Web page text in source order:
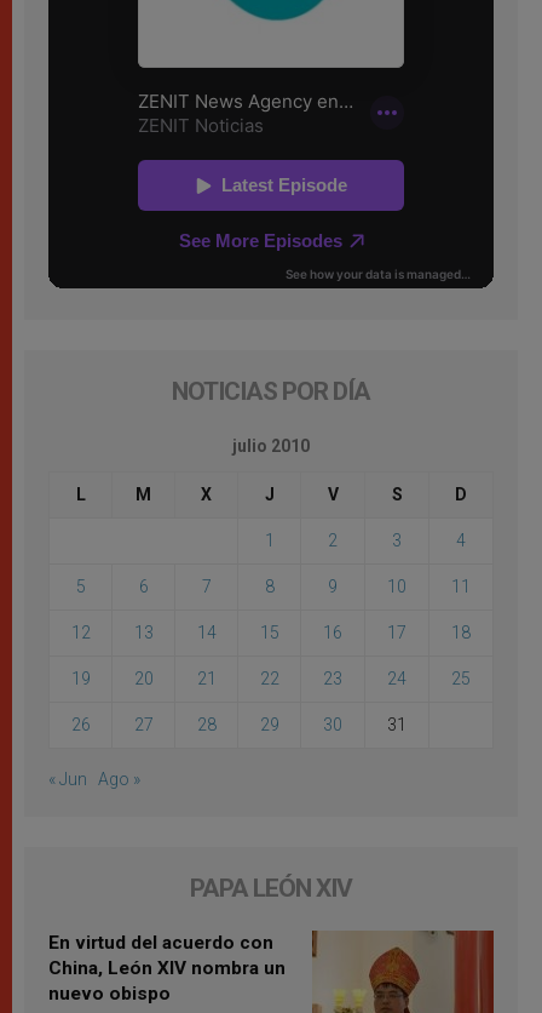
NOTICIAS POR DÍA
julio 2010
L M X J V S D
1 2 3 4
5 6 7 8 9 10 11
12 13 14 15 16 17 18
19 20 21 22 23 24 25
26 27 28 29 30 31
« Jun Ago »
PAPA LEÓN XIV
En virtud del acuerdo con
China, León XIV nombra un
nuevo obispo